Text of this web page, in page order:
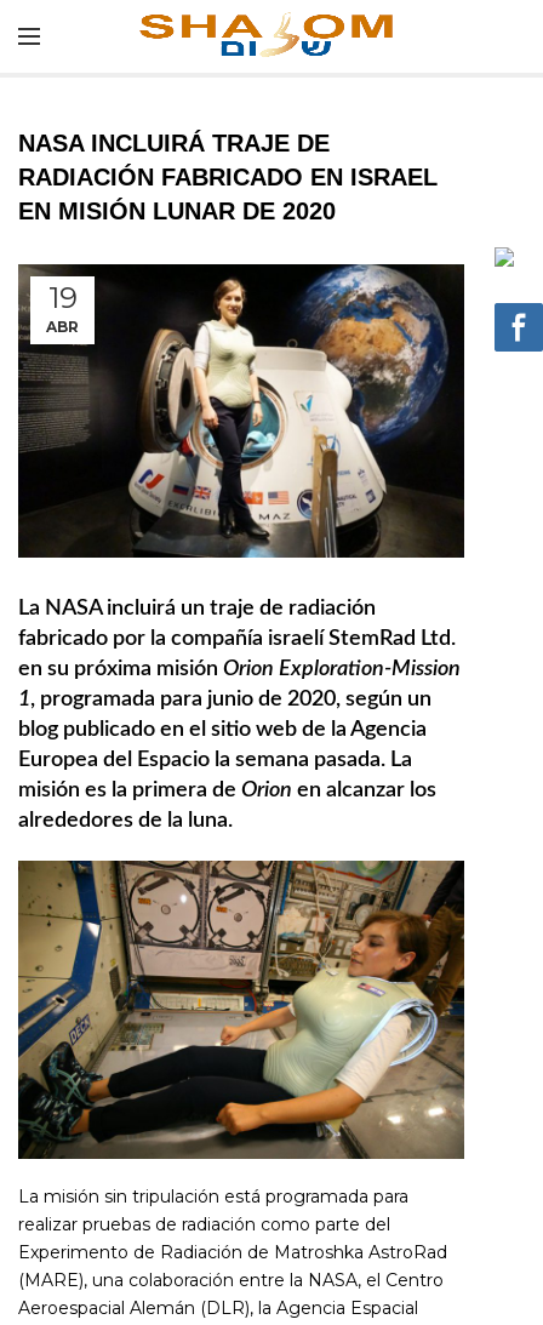
NASA INCLUIRÁ TRAJE DE
RADIACIÓN FABRICADO EN ISRAEL
EN MISIÓN LUNAR DE 2020
19
ABR
La NASA incluirá un traje de radiación
fabricado por la compañía israelí StemRad Ltd.
en su próxima misión Orion Exploration-Mission
1, programada para junio de 2020, según un
blog publicado en el sitio web de la Agencia
Europea del Espacio la semana pasada. La
misión es la primera de Orion en alcanzar los
alrededores de la luna.
La misión sin tripulación está programada para
realizar pruebas de radiación como parte del
Experimento de Radiación de Matroshka AstroRad
(MARE), una colaboración entre la NASA, el Centro
Aeroespacial Alemán (DLR), la Agencia Espacial